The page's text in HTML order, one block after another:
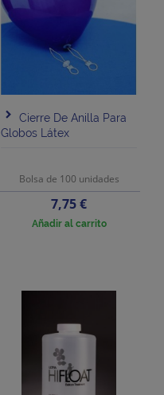
Cierre De Anilla Para
Globos Látex
Bolsa de 100 unidades
Precio
7,75 €
Añadir al carrito